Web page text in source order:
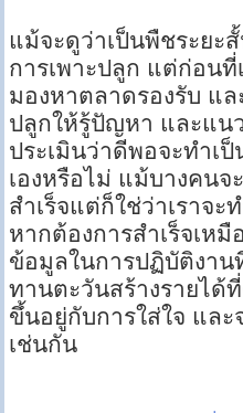
แม้จะดูว่าเป็นพืชระยะ
การเพาะปลูก แต่ก่อน
มองหาตลาดรองรับ แ
ปลูกให้รู้ปัญหา และแน
ประเมินว่าดีพอจะทำเ
เองหรือไม่ แม้บางคน
สำเร็จแต่ก็ใช่ว่าเราจะ
หากต้องการสำเร็จเห
ข้อมูลในการปฏิบัติงา
ทานตะวันสร้างรายได้
ขึ้นอยู่กับการใส่ใจ และ
เช่นกัน